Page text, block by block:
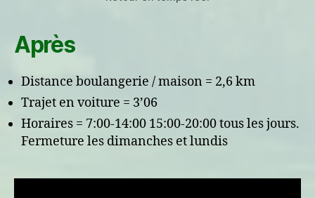
Après
Distance boulangerie / maison = 2,6 km
Trajet en voiture = 3’06
Horaires = 7:00-14:00 15:00-20:00 tous les jours.
Fermeture les dimanches et lundis